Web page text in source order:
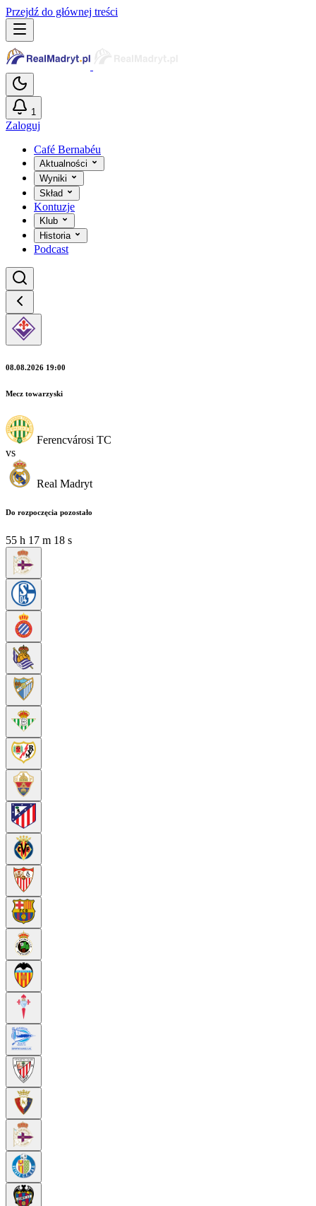
Przejdź do głównej treści
1
Zaloguj
Café Bernabéu
Aktualności
Wyniki
Skład
Kontuzje
Klub
Historia
Podcast
08.08.2026 19:00
Mecz towarzyski
Ferencvárosi TC
vs
Real Madryt
Do rozpoczęcia pozostało
55 h 17 m 17 s